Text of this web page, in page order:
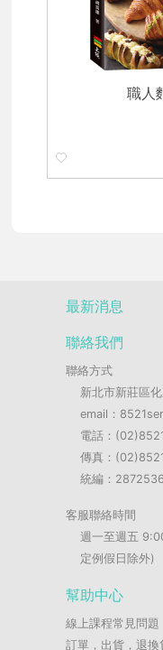
職人
最新消息
聯絡我們
聯絡方式
新北市新莊區
email：
電話：
傳真：
統編：
客服聯絡時間
週一至週五
定例假日除外)
幫助中心
線上課程常見問題
訂單，出貨，退